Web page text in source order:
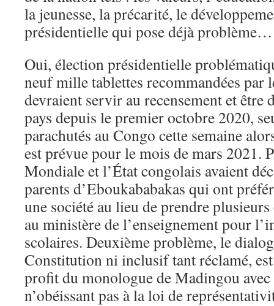
la jeunesse, la précarité, le
présidentielle qui pose déjà problème…
Oui, élection présidentielle
neuf mille tablettes recommandées par
devraient servir au recensement et être
pays depuis le premier octobre 2020,
parachutés au Congo cette semaine
est prévue pour le mois de mars 2021.
Mondiale et l’État congolais avaient
parents d’Eboukababakas qui ont
une société au lieu de prendre
au ministère de l’enseignement pour
scolaires. Deuxième problème, le
Constitution ni inclusif tant réclamé,
profit du monologue de Madingou
n’obéissant pas à la loi de